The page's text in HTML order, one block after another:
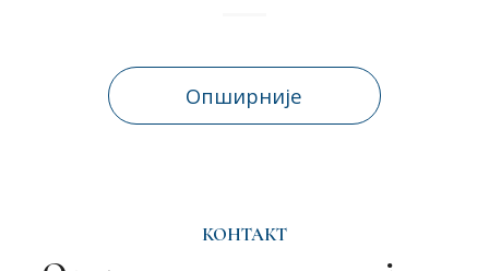
Опширније
КОНТАКТ